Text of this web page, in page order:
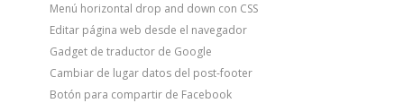
Menú horizontal drop and down con CSS
Editar página web desde el navegador
Gadget de traductor de Google
Cambiar de lugar datos del post-footer
Botón para compartir de Facebook